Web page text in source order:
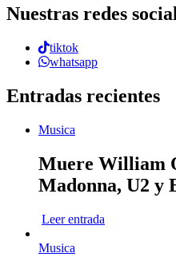
Nuestras redes
tiktok
whatsapp
Entradas recientes
Musica
Muere William
Madonna, U2 y
Leer entrada
Musica